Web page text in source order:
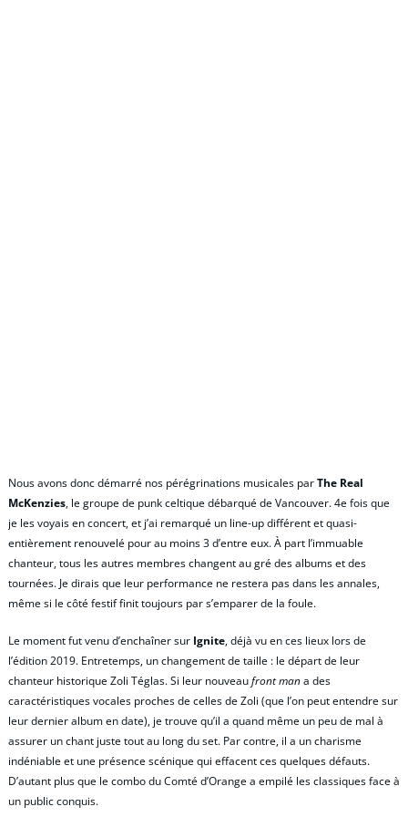
Nous avons donc démarré nos pérégrinations musicales parThe Real
McKenzies, le groupe de punk celtique débarqué de Vancouver. 4e fois que
je les voyais en concert, et j’ai remarqué un line-up différent et quasi-
entièrement renouvelé pour au moins 3 d’entre eux. À part l’immuable
chanteur, tous les autres membres changent au gré des albums et des
tournées. Je dirais que leur performance ne restera pas dans les annales,
même si le côté festif finit toujours par s’emparer de la foule.
Le moment fut venu d’enchaîner sur Ignite, déjà vu en ces lieux lors de
l’édition 2019. Entretemps, un changement de taille : le départ de leur
chanteur historique Zoli Téglas. Si leur nouveaufront mana des
caractéristiques vocales proches de celles de Zoli (que l’on peut entendre sur
leur dernier album en date), je trouve qu’il a quand même un peu de mal à
assurer un chant juste tout au long du set. Par contre, il a un charisme
indéniable et une présence scénique qui effacent ces quelques défauts.
D’autant plus que le combo du Comté d’Orange a empilé les classiques face à
un public conquis.